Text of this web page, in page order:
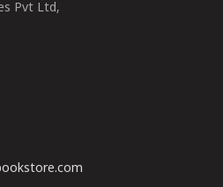
Pvt Ltd,